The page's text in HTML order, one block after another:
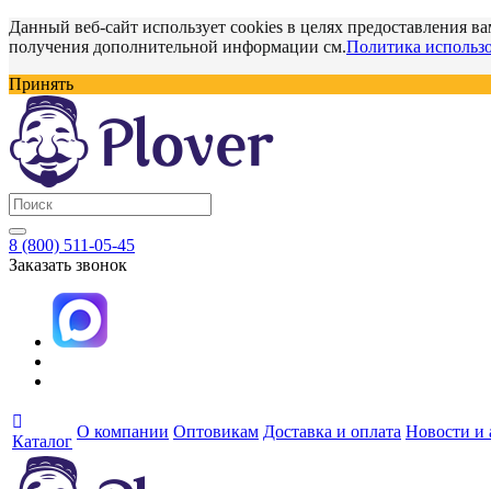
Данный веб-сайт использует cookies в целях предоставления
получения дополнительной информации см.Политика
Принять
8 (800) 511-05-45
Заказать звонок
Каталог
О компании Оптовикам Доставка и оплата Новости и